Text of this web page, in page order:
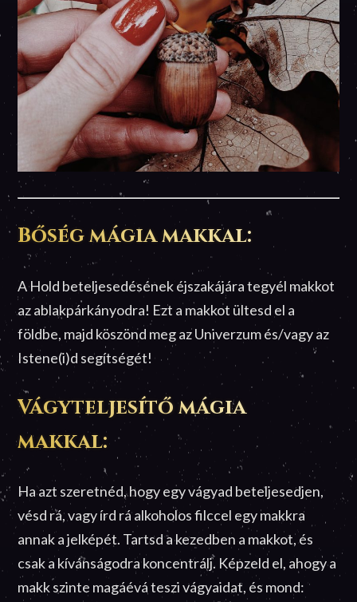
Bőség mágia makkal:
A Hold beteljesedésének éjszakájára tegyél makkot
az ablakpárkányodra! Ezt a makkot ültesd el a
földbe, majd köszönd meg az Univerzum és/vagy az
Istene(i)d segítségét!
Vágyteljesítő mágia
makkal:
Ha azt szeretnéd, hogy egy vágyad beteljesedjen,
vésd rá, vagy írd rá alkoholos filccel egy makkra
annak a jelképét. Tartsd a kezedben a makkot, és
csak a kívánságodra koncentrálj. Képzeld el, ahogy a
makk szinte magáévá teszi vágyaidat, és mond: